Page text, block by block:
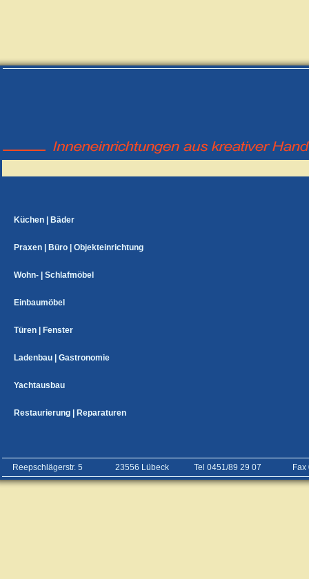
Küchen | Bäder
Praxen | Büro | Objekteinrichtung
Wohn- | Schlafmöbel
Einbaumöbel
Türen | Fenster
Ladenbau | Gastronomie
Yachtausbau
Restaurierung | Reparaturen
Reepschlägerstr. 5 23556 Lübeck Tel 0451/89 29 07